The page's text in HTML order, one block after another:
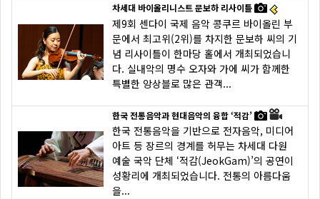
차세대 바이올리니스트 문보하 리사이틀
제9회 센다이 국제 음악 콩쿠르 바이올린 부
문에서 최고위(2위)를 차지한 문보하 씨의 기
념 리사이틀이 한마당 홀에서 개최되었습니
다. 실내악의 명수 오자와 가에 씨가 함께한
특별한 앙상블로 많은 관객...
한국 전통음악과 현대음악의 융합 ‘적감’
한국 전통음악을 기반으로 전자음악, 미디어
아트 등 장르의 경계를 허무는 차세대 다원
예술 국악 단체 ‘적감(JeokGam)’의 공연이
성황리에 개최되었습니다. 전통의 아름다움
을...